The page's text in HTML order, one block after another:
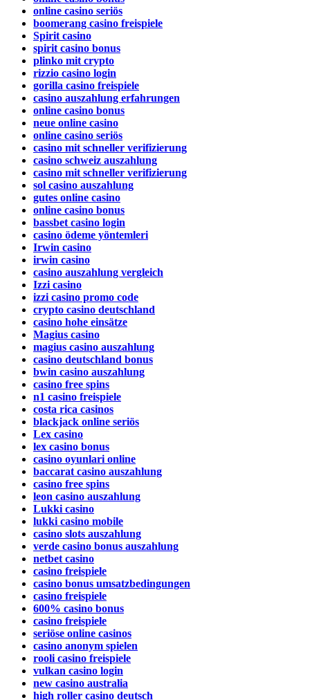
online casino seriös
boomerang casino freispiele
Spirit casino
spirit casino bonus
plinko mit crypto
rizzio casino login
gorilla casino freispiele
casino auszahlung erfahrungen
online casino bonus
neue online casino
online casino seriös
casino mit schneller verifizierung
casino schweiz auszahlung
casino mit schneller verifizierung
sol casino auszahlung
gutes online casino
online casino bonus
bassbet casino login
casino ödeme yöntemleri
Irwin casino
irwin casino
casino auszahlung vergleich
Izzi casino
izzi casino promo code
crypto casino deutschland
casino hohe einsätze
Magius casino
magius casino auszahlung
casino deutschland bonus
bwin casino auszahlung
casino free spins
n1 casino freispiele
costa rica casinos
blackjack online seriös
Lex casino
lex casino bonus
casino oyunlari online
baccarat casino auszahlung
casino free spins
leon casino auszahlung
Lukki casino
lukki casino mobile
casino slots auszahlung
verde casino bonus auszahlung
netbet casino
casino freispiele
casino bonus umsatzbedingungen
casino freispiele
600% casino bonus
casino freispiele
seriöse online casinos
casino anonym spielen
rooli casino freispiele
vulkan casino login
new casino australia
high roller casino deutsch